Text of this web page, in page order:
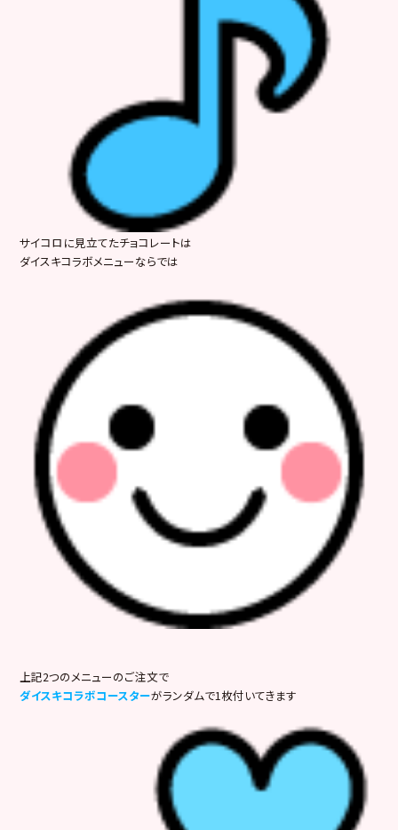
サイコロに見立てたチョコレートは
ダイスキコラボメニューならでは
上記2つのメニューのご注文で
ダイスキコラボコースターがランダムで1枚付いてきます